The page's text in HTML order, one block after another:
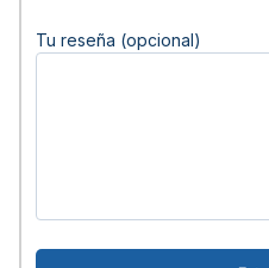
Tu reseña (opcional)